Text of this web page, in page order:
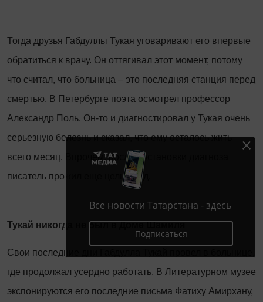
Тогда друзья Габдуллы Тукая уговаривают его впервые
обратиться к врачу. Он оттягивал этот момент, потому
что считал, что больница – это последняя станция перед
смертью. В Петербурге поэта осмотрел профессор
Александр Поль. Он-то и диагностировал у Тукая очень
серьезную болезнь и сказал, что ему осталось жить
всего месяц. Впрочем, после постановки диагноза
писатель прожил еще целый год.
Тукай никогда не был в Доме Шамиля
Свои последние дни Габдулла Тукай провел в больнице,
где продолжал усердно работать. В Литературном музее
экспонируются его последние письма Фатиху Амирхану,
Все новости Татарстана - здесь
Подписаться